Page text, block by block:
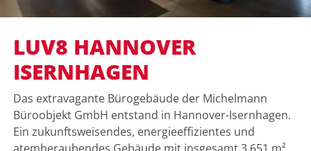
LUV8 HANNOVER
ISERNHAGEN
Das extravagante Bürogebäude der Michelmann
Büroobjekt GmbH entstand in Hannover-Isernhagen.
Ein zukunftsweisendes, energieeffizientes und